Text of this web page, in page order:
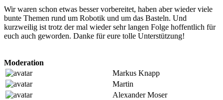
Wir waren schon etwas besser vorbereitet, haben aber wieder viele
bunte Themen rund um Robotik und um das Basteln. Und
kurzweilig ist trotz der mal wieder sehr langen Folge hoffentlich für
euch auch geworden. Danke für eure tolle Unterstützung!
Moderation
Markus Knapp
Martin
Alexander Moser